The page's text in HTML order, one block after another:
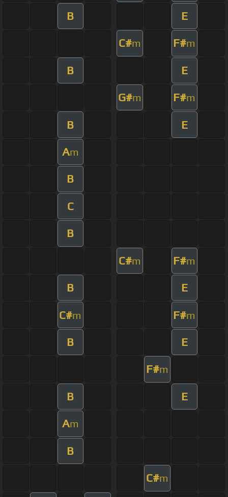
B E
C#m F#m
B E
G#m F#m
B E
Am
B
C
B
C#m F#m
B E
C#m F#m
B E
F#m
B E
Am
B
C#m